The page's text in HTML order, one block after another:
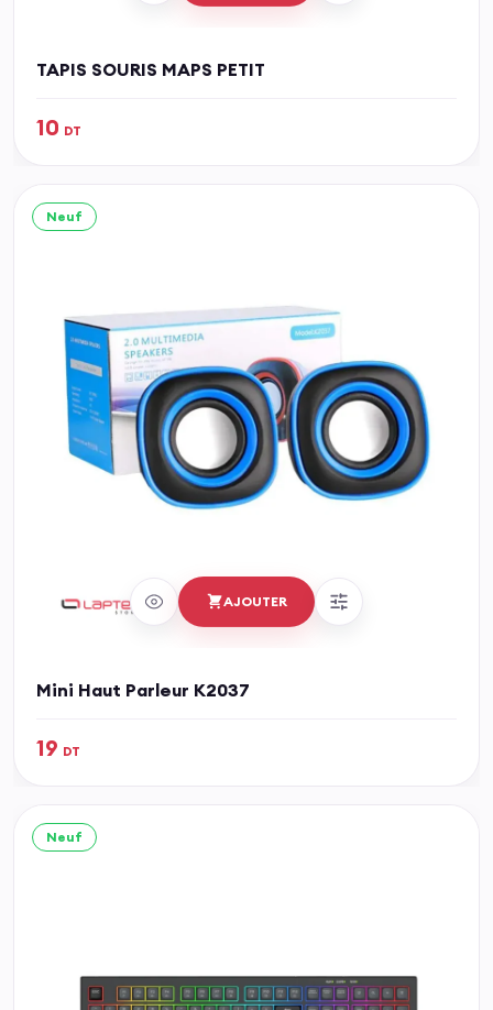
TAPIS SOURIS MAPS PETIT
10 DT
Neuf
AJOUTER
Mini Haut Parleur K2037
19 DT
Neuf